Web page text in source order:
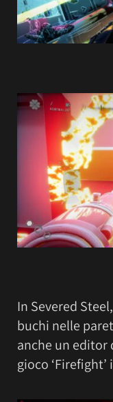
In Severed
buchi nelle
anche un editor
gioco